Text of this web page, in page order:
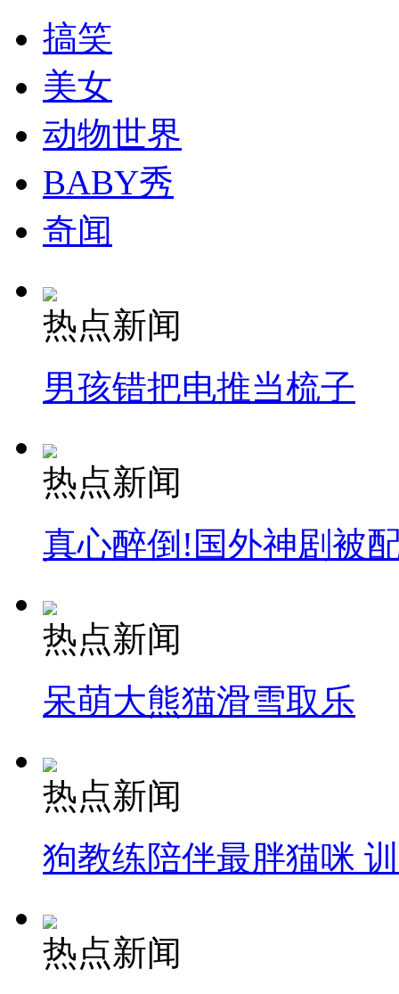
外交部：有关国家言论片面不公正
安徽一实载49人客车翻车
消防员救轻生者 花炮节热闹非凡
司机酒驾遇交警 急速倒车逃窜
搞笑
美女
动物世界
BABY秀
奇闻
热点新闻
男孩错把电推当梳子
热点新闻
真心醉倒!国外神剧被
热点新闻
呆萌大熊猫滑雪取乐
热点新闻
狗教练陪伴最胖猫咪
热点新闻